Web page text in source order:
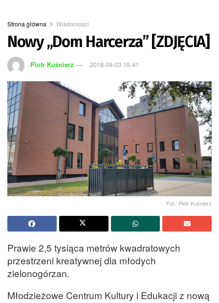
Strona główna Wiadomości
Nowy „Dom Harcerza” [ZDJĘCIA]
Piotr Kuśnierz 2018-09-03 15:41
Fot.: Piotr Kuśnierz
Prawie 2,5 tysiąca metrów kwadratowych
przestrzeni kreatywnej dla młodych
zielonogórzan.
Młodzieżowe Centrum Kultury i Edukacji z nową